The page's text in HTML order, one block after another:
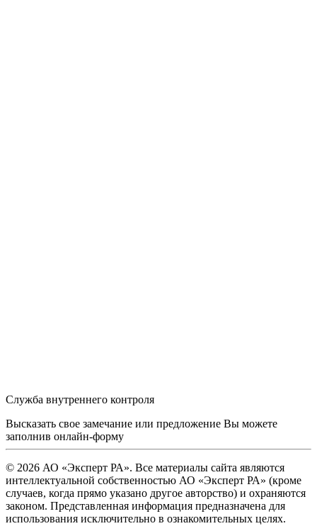
Служба внутреннего контроля
Высказать свое замечание или предложение Вы можете
заполнив онлайн-форму
© 2026 АО «Эксперт РА». Все материалы сайта являются
интеллектуальной собственностью АО «Эксперт РА» (кроме
случаев, когда прямо указано другое авторство) и охраняются
законом. Представленная информация предназначена для
использования исключительно в ознакомительных целях.